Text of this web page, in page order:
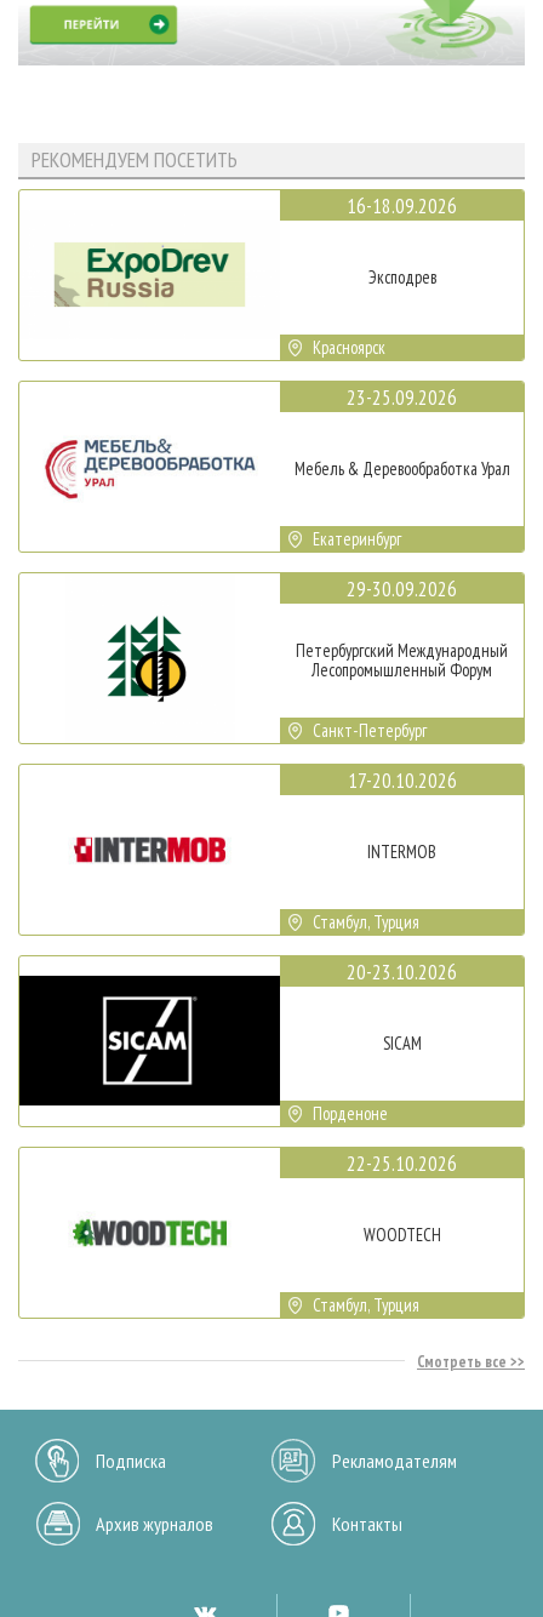
РЕКОМЕНДУЕМ ПОСЕТИТЬ
16-18.09.2026
Эксподрев
Красноярск
23-25.09.2026
Мебель & Деревообработка Урал
Екатеринбург
29-30.09.2026
Петербургский Международный
Лесопромышленный Форум
Санкт-Петербург
17-20.10.2026
INTERMOB
Стамбул, Турция
20-23.10.2026
SICAM
Порденоне
22-25.10.2026
WOODTECH
Стамбул, Турция
Смотреть все
Подписка Рекламодателям
Архив журналов Контакты